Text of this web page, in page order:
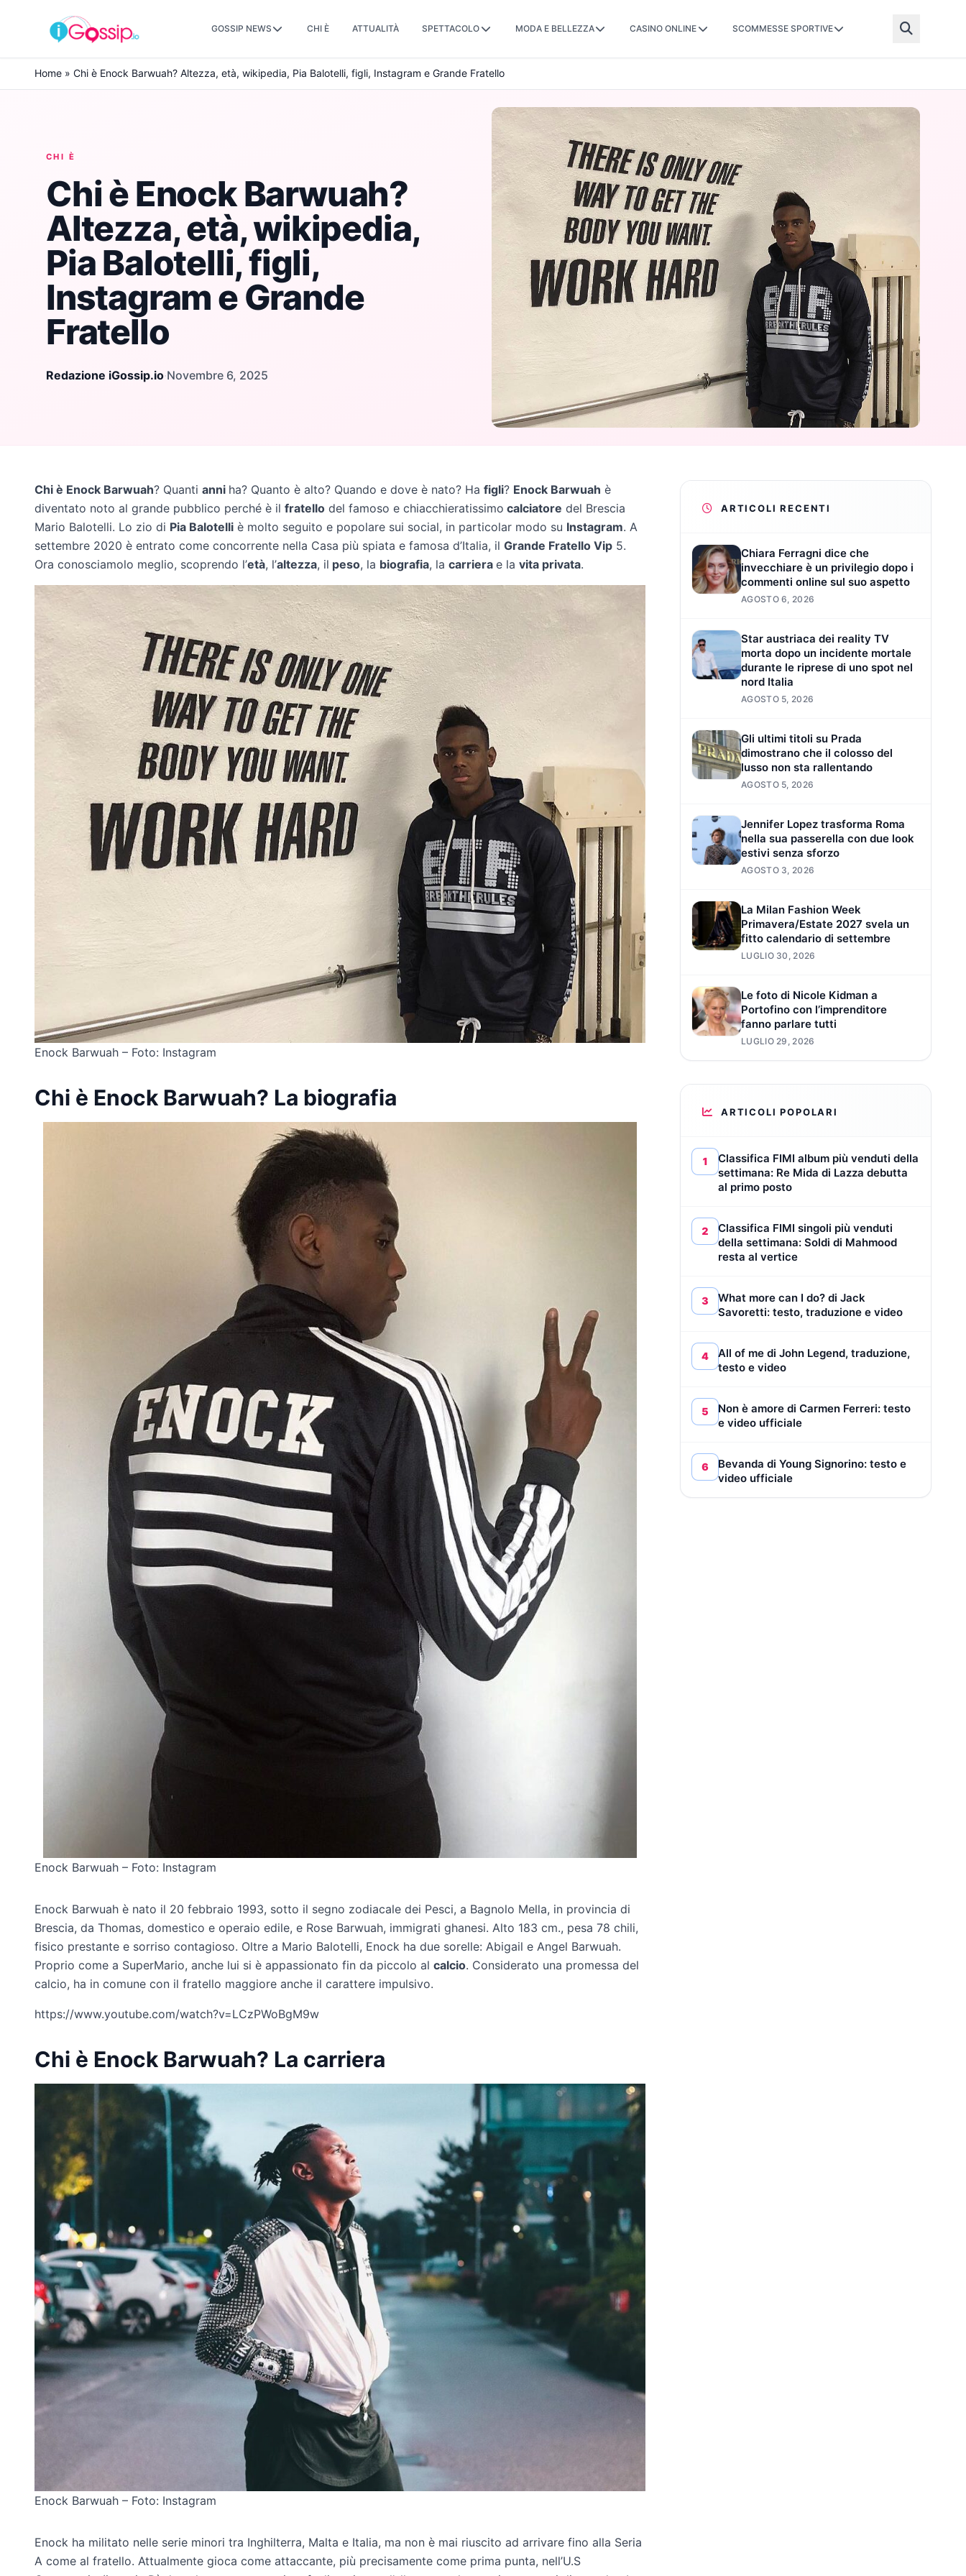
Skip to content
GOSSIP NEWS CHI È ATTUALITÀ SPETTACOLO MODA E BELLEZZA CASINO ONLINE SCOMMESSE SPORTIVE
Home » Chi è Enock Barwuah? Altezza, età, wikipedia, Pia Balotelli, figli, Instagram e Grande Fratello
CHI È
Chi è Enock Barwuah?
Altezza, età, wikipedia,
Pia Balotelli, figli,
Instagram e Grande
Fratello
Redazione iGossip.io·Novembre 6, 2025
Chi è Enock Barwuah? Quanti anni ha? Quanto è alto? Quando e dove è nato? Ha figli? Enock Barwuah è
diventato noto al grande pubblico perché è il fratello del famoso e chiacchieratissimo calciatore del Brescia
Mario Balotelli. Lo zio di Pia Balotelli è molto seguito e popolare sui social, in particolar modo su Instagram. A
settembre 2020 è entrato come concorrente nella Casa più spiata e famosa d’Italia, il Grande Fratello Vip 5.
Ora conosciamolo meglio, scoprendo l’età, l’altezza, il peso, la biografia, la carriera e la vita privata.
Enock Barwuah – Foto: Instagram
Chi è Enock Barwuah? La biografia
Enock Barwuah – Foto: Instagram
Enock Barwuah è nato il 20 febbraio 1993, sotto il segno zodiacale dei Pesci, a Bagnolo Mella, in provincia di
Brescia, da Thomas, domestico e operaio edile, e Rose Barwuah, immigrati ghanesi. Alto 183 cm., pesa 78 chili,
fisico prestante e sorriso contagioso. Oltre a Mario Balotelli, Enock ha due sorelle: Abigail e Angel Barwuah.
Proprio come a SuperMario, anche lui si è appassionato fin da piccolo al calcio. Considerato una promessa del
calcio, ha in comune con il fratello maggiore anche il carattere impulsivo.
https://www.youtube.com/watch?v=LCzPWoBgM9w
Chi è Enock Barwuah? La carriera
Enock Barwuah – Foto: Instagram
Enock ha militato nelle serie minori tra Inghilterra, Malta e Italia, ma non è mai riuscito ad arrivare fino alla Seria
A come al fratello. Attualmente gioca come attaccante, più precisamente come prima punta, nell’U.S
ARTICOLI RECENTI
Chiara Ferragni dice che
invecchiare è un privilegio dopo i
commenti online sul suo aspetto
AGOSTO 6, 2026
Star austriaca dei reality TV
morta dopo un incidente mortale
durante le riprese di uno spot nel
nord Italia
AGOSTO 5, 2026
Gli ultimi titoli su Prada
dimostrano che il colosso del
lusso non sta rallentando
AGOSTO 5, 2026
Jennifer Lopez trasforma Roma
nella sua passerella con due look
estivi senza sforzo
AGOSTO 3, 2026
La Milan Fashion Week
Primavera/Estate 2027 svela un
fitto calendario di settembre
LUGLIO 30, 2026
Le foto di Nicole Kidman a
Portofino con l’imprenditore
fanno parlare tutti
LUGLIO 29, 2026
ARTICOLI POPOLARI
1
Classifica FIMI album più venduti della
settimana: Re Mida di Lazza debutta
al primo posto
2
Classifica FIMI singoli più venduti
della settimana: Soldi di Mahmood
resta al vertice
3
What more can I do? di Jack
Savoretti: testo, traduzione e video
4
All of me di John Legend, traduzione,
testo e video
5
Non è amore di Carmen Ferreri: testo
e video ufficiale
6
Bevanda di Young Signorino: testo e
video ufficiale